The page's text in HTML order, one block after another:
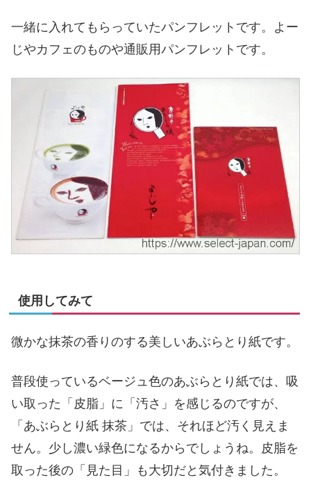
一緒に入れてもらっていたパンフレットです。よー
じやカフェのものや通販用パンフレットです。
使用してみて
微かな抹茶の香りのする美しいあぶらとり紙です。
普段使っているベージュ色のあぶらとり紙では、吸
い取った「皮脂」に「汚さ」を感じるのですが、
「あぶらとり紙 抹茶」では、それほど汚く見えま
せん。少し濃い緑色になるからでしょうね。皮脂を
取った後の「見た目」も大切だと気付きました。